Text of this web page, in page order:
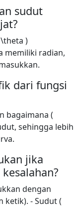
sudut
)
memiliki radian,
dari fungsi
bagaimana (
sehingga lebih
jika
dengan
ketik). - Sudut (